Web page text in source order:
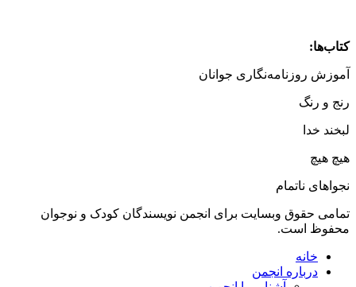
کتاب‌ها:
آموزش روزنامه‌نگارى جوانان
رنج و رنگ
لبخند خدا
هیچ هیچ
نجواهای ناتمام
تمامی حقوق وبسایت برای انجمن نویسندگان کودک و نوجوان
محفوظ است.
خانه
درباره انجمن